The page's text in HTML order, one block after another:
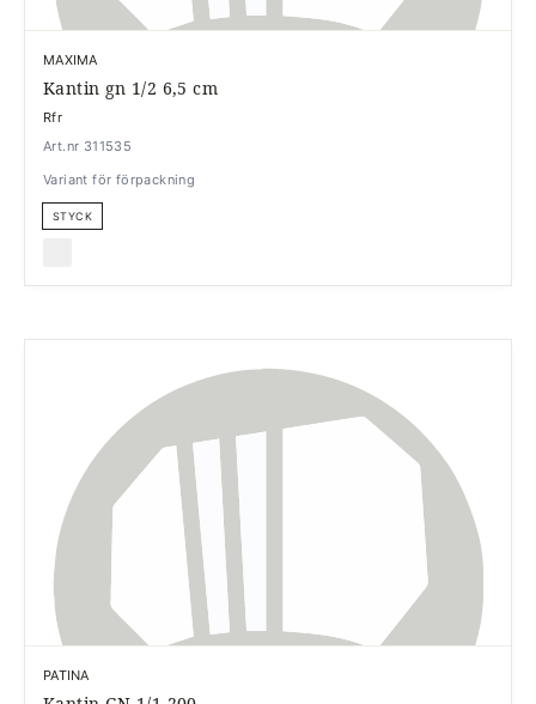
MAXIMA
Kantin gn 1/2 6,5 cm
Rfr
Art.nr 311535
Variant för förpackning
STYCK
PATINA